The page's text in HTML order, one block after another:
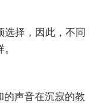
选择，因此，不同
的声音在沉寂的教